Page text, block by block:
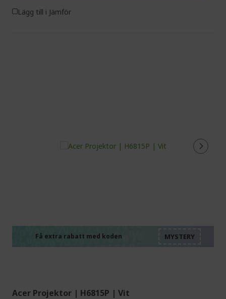
Lägg till i Jämför
Få extra rabatt med koden
Acer Projektor | H6815P | Vit